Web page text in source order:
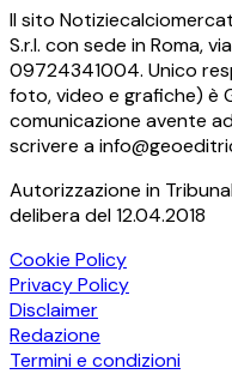
Il sito
S.r.l. con sede in Roma,
09724341004. Unico
foto, video e grafiche) è
comunicazione avente
scrivere a
Autorizzazione in
delibera del 12.04.2018
Cookie Policy
Privacy Policy
Disclaimer
Redazione
Termini e condizioni